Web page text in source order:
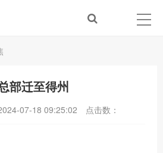
部迁至得州
07-18 09:25:02 点击数：